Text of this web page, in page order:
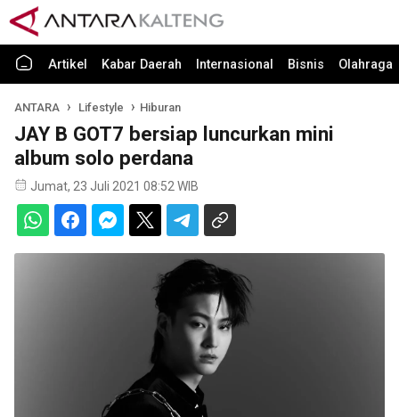
Artikel Kabar Daerah Internasional Bisnis Olahraga
ANTARA Lifestyle Hiburan
JAY B GOT7 bersiap luncurkan mini
album solo perdana
Jumat, 23 Juli 2021 08:52 WIB